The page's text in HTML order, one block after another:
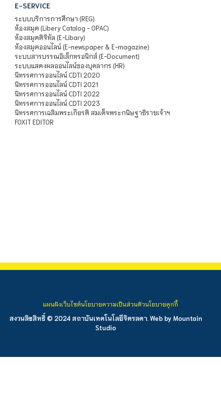
E-SERVICE
ระบบบริการการศึกษา (REG)
ห้องสมุด (Libery Catalog - OPAC)
ห้องสมุดดิจิทัล (E-Libary)
ห้องสมุดออนไลน์ (E-newspaper & E-magazine)
ระบบสารบรรณอิเล็กทรอนิกส์ (E-Document)
ระบบแสดงผลออนไลน์ของบุคลากร (HR)
นิทรรศการออนไลน์ CDTI 2020
นิทรรศการออนไลน์ CDTI 2021
นิทรรศการออนไลน์ CDTI 2022
นิทรรศการออนไลน์ CDTI 2023
นิทรรศการเฉลิมพระเกียรติ สมเด็จพระกนิษฐาธิราชเจ้าฯ
FOXIT EDITOR
สงวนลิขสิทธิ์ © 2024 สถาบันเทคโนโลยีจิตรลดา. Web by Mountain
Studio
แผนผังเว็บไซต์นโยบายความเป็นส่วนตัวนโยบายคุกกี้